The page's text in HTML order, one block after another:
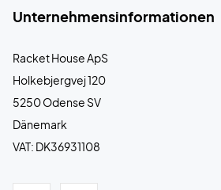
Unternehmensinformationen
Racket House ApS
Holkebjergvej 120
5250 Odense SV
Dänemark
VAT: DK36931108